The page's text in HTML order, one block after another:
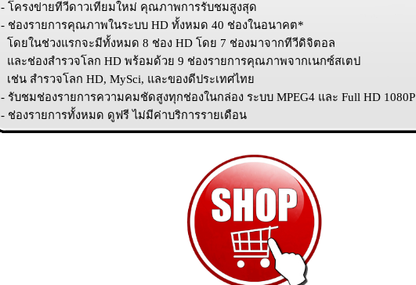
โครงข่ายทีวีดาวเทียมใหม่ คุณภาพการรับชมสูงสุด
ช่องรายการคุณภาพในระบบ HD ทั้งหมด 40 ช่องในอนาคต*
ยในช่วงแรกจะมีทั้งหมด 8 ช่อง HD โดย 7 ช่องมาจากทีวีดิจิตอล
ะช่องสำรวจโลก HD พร้อมด้วย 9 ช่องรายการคุณภาพจากเนกซ์สเตป
น สำรวจโลก HD, MySci, และของดีประเทศไทย
รับชมช่องรายการความคมชัดสูงทุกช่องในกล่อง ระบบ MPEG4 และ Full HD 1080P
ช่องรายการทั้งหมด ดูฟรี ไม่มีค่าบริการรายเดือน